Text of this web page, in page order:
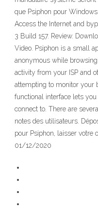
que Psiphon pour
Access the Internet and
3 Build 157. Review.
Video. Psiphon is a small
anonymous while
activity from your ISP and
attempting to monitor your
functional interface lets
connect to. There are
notes des utilisateurs.
pour Psiphon, laisser votre
01/12/2020